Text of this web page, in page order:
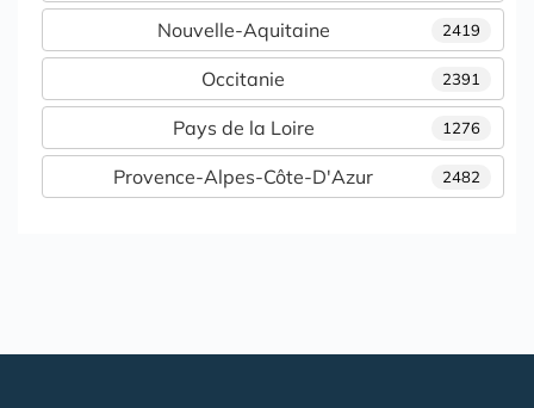
2419
Nouvelle-Aquitaine
2391
Occitanie
1276
Pays de la Loire
2482
Provence-Alpes-Côte-D'Azur